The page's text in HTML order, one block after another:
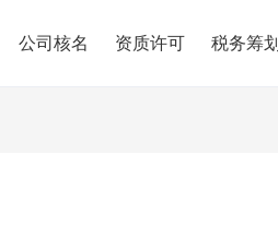
公司核名 资质许可 税务筹划